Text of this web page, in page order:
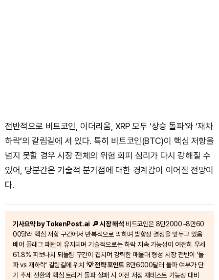
전반적으로 비트코인, 이더리움, XRP 모두 ‘상승 돌파’와 ‘재차
하락’의 갈림길에 서 있다. 특히 비트코인(BTC)이 핵심 저항을
넘지 못할 경우 시장 전체의 위험 회피 심리가 다시 강해질 수
있어, 당분간은 기술적 분기점에 대한 경계감이 이어질 전망이
다.
기사요약 by TokenPost.ai 🔎 시장 해석 비트코인은 8만2000~8만60
00달러 핵심 저항 구간에서 반복적으로 막히며 방향성 결정을 앞두고 있음
베어 플래그 패턴이 유지되며 기술적으로는 하락 지속 가능성이 여전히 우세
61.8% 피보나치 되돌림 구간이 겹치며 강력한 매물대 형성 시장 전반이 '돌
파 vs 재하락' 갈림길에 위치 💡 전략 포인트8만6000달러 돌파 여부가 단
기 추세 전환의 핵심 트리거 돌파 실패 시 이전 저점 재테스트 가능성 대비